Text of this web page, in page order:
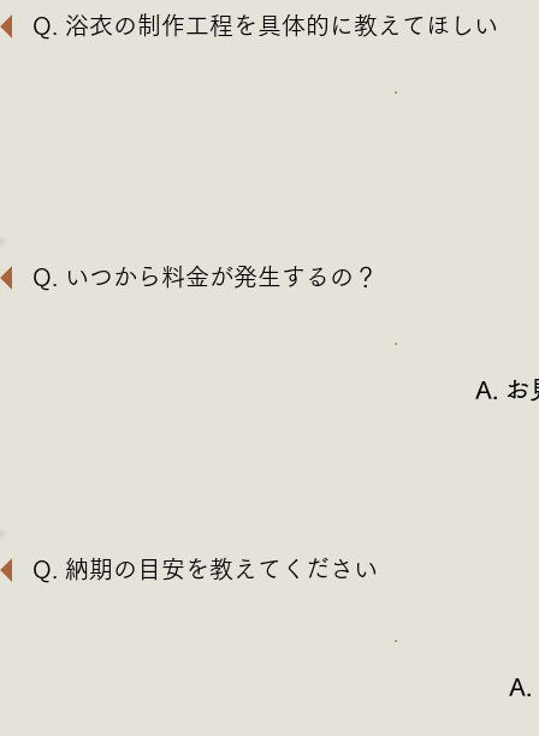
Q. 浴衣の制作工程を具体的に教えてほしい
Q. いつから料金が発生するの？
A. お
Q. 納期の目安を教えてください
A.